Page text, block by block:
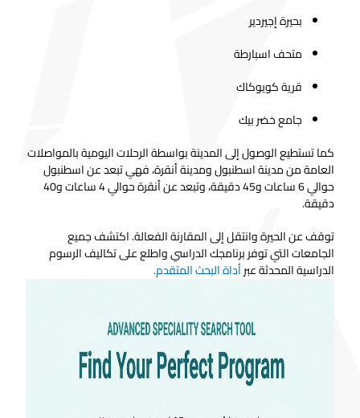
بحيرة إجيردير
متحف اسبارطة
قرية كويوكاك
جامع خضر بيك
كما تستطيع الوصول إلى المدينة بواسطة الرحلات اليومية بالمواصلات
العامة من مدينة اسطنبول ومدينة أنقرة، فهي تبعد عن اسطنبول
حوالي 6 ساعات و45 دقيقة، وتبعد عن أنقرة حوالي 4 ساعات و40
دقيقة.
توقف عن الحيرة وانتقل إلى المقارنة الفعالة. اكتشف جميع
الجامعات التي توفر برنامجك الدراسي واطلع على تكاليف الرسوم
الدراسية المحدثة عبرأداة البحث المتقدم.